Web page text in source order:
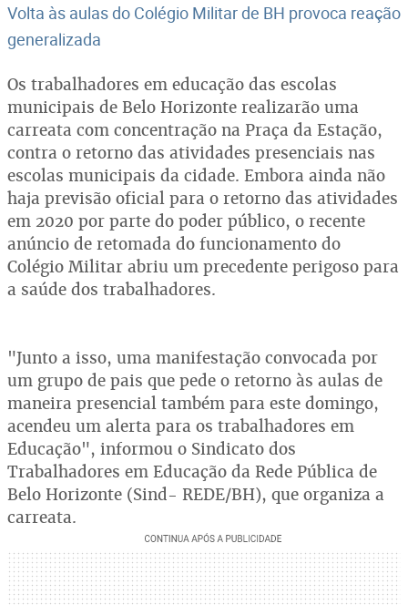
Volta às aulas do Colégio Militar de BH provoca reação
generalizada
Os trabalhadores em educação das escolas
municipais de Belo Horizonte realizarão uma
carreata com concentração na Praça da Estação,
contra o retorno das atividades presenciais nas
escolas municipais da cidade. Embora ainda não
haja previsão oficial para o retorno das atividades
em 2020 por parte do poder público, o recente
anúncio de retomada do funcionamento do
Colégio Militar abriu um precedente perigoso para
a saúde dos trabalhadores.
"Junto a isso, uma manifestação convocada por
um grupo de pais que pede o retorno às aulas de
maneira presencial também para este domingo,
acendeu um alerta para os trabalhadores em
Educação", informou o Sindicato dos
Trabalhadores em Educação da Rede Pública de
Belo Horizonte (Sind- REDE/BH), que organiza a
carreata.